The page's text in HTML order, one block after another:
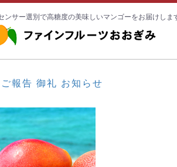
ンサー選別で高糖度の美味しいマンゴーをお届けしま
ご報告 御礼 お知らせ